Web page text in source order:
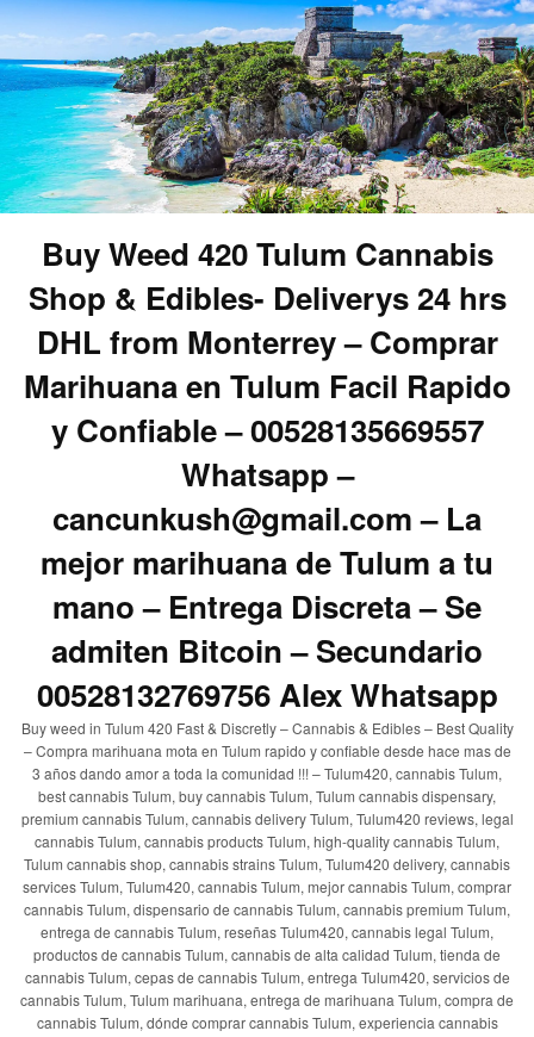
Buy Weed 420 Tulum Cannabis
Shop & Edibles- Deliverys 24 hrs
DHL from Monterrey – Comprar
Marihuana en Tulum Facil Rapido
y Confiable – 00528135669557
Whatsapp –
cancunkush@gmail.com – La
mejor marihuana de Tulum a tu
mano – Entrega Discreta – Se
admiten Bitcoin – Secundario
00528132769756 Alex Whatsapp
Buy weed in Tulum 420 Fast & Discretly – Cannabis & Edibles – Best Quality
– Compra marihuana mota en Tulum rapido y confiable desde hace mas de
3 años dando amor a toda la comunidad !!! – Tulum420, cannabis Tulum,
best cannabis Tulum, buy cannabis Tulum, Tulum cannabis dispensary,
premium cannabis Tulum, cannabis delivery Tulum, Tulum420 reviews, legal
cannabis Tulum, cannabis products Tulum, high-quality cannabis Tulum,
Tulum cannabis shop, cannabis strains Tulum, Tulum420 delivery, cannabis
services Tulum, Tulum420, cannabis Tulum, mejor cannabis Tulum, comprar
cannabis Tulum, dispensario de cannabis Tulum, cannabis premium Tulum,
entrega de cannabis Tulum, reseñas Tulum420, cannabis legal Tulum,
productos de cannabis Tulum, cannabis de alta calidad Tulum, tienda de
cannabis Tulum, cepas de cannabis Tulum, entrega Tulum420, servicios de
cannabis Tulum, Tulum marihuana, entrega de marihuana Tulum, compra de
cannabis Tulum, dónde comprar cannabis Tulum, experiencia cannabis